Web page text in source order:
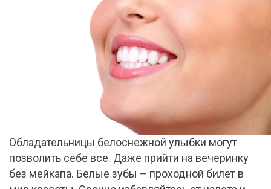
Обладательницы белоснежной улыбки могут
позволить себе все. Даже прийти на вечеринку
без мейкапа. Белые зубы – проходной билет в